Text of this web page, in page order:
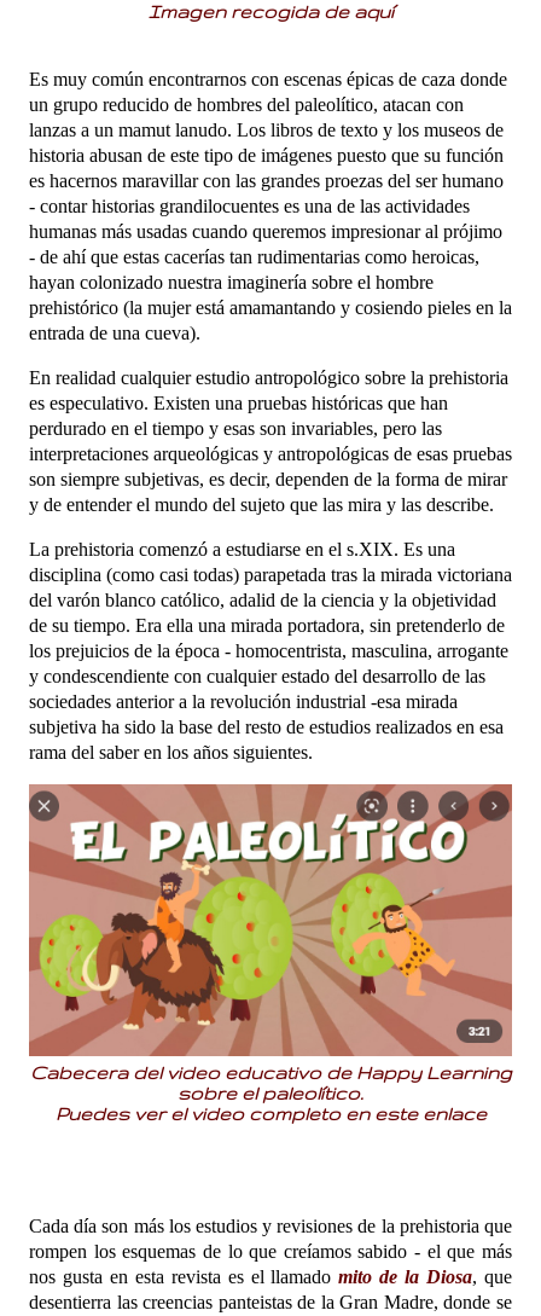
Imagen recogida de aquí
Es muy común encontrarnos con escenas épicas de caza donde
un grupo reducido de hombres del paleolítico, atacan con
lanzas a un mamut lanudo. Los libros de texto y los museos de
historia abusan de este tipo de imágenes puesto que su función
es hacernos maravillar con las grandes proezas del ser humano
- contar historias grandilocuentes es una de las actividades
humanas más usadas cuando queremos impresionar al prójimo
- de ahí que estas cacerías tan rudimentarias como heroicas,
hayan colonizado nuestra imaginería sobre el hombre
prehistórico (la mujer está amamantando y cosiendo pieles en la
entrada de una cueva).
En realidad cualquier estudio antropológico sobre la prehistoria
es especulativo. Existen una pruebas históricas que han
perdurado en el tiempo y esas son invariables, pero las
interpretaciones arqueológicas y antropológicas de esas pruebas
son siempre subjetivas, es decir, dependen de la forma de mirar
y de entender el mundo del sujeto que las mira y las describe.
La prehistoria comenzó a estudiarse en el s.XIX. Es una
disciplina (como casi todas) parapetada tras la mirada victoriana
del varón blanco católico, adalid de la ciencia y la objetividad
de su tiempo. Era ella una mirada portadora, sin pretenderlo de
los prejuicios de la época - homocentrista, masculina, arrogante
y condescendiente con cualquier estado del desarrollo de las
sociedades anterior a la revolución industrial -esa mirada
subjetiva ha sido la base del resto de estudios realizados en esa
rama del saber en los años siguientes.
Cabecera del video educativo de Happy Learning
sobre el paleolítico.
Puedes ver el video completo en este enlace
Cada día son más los estudios y revisiones de la prehistoria que
rompen los esquemas de lo que creíamos sabido - el que más
nos gusta en esta revista es el llamadomito de la Diosa, que
desentierra las creencias panteistas de la Gran Madre, donde se